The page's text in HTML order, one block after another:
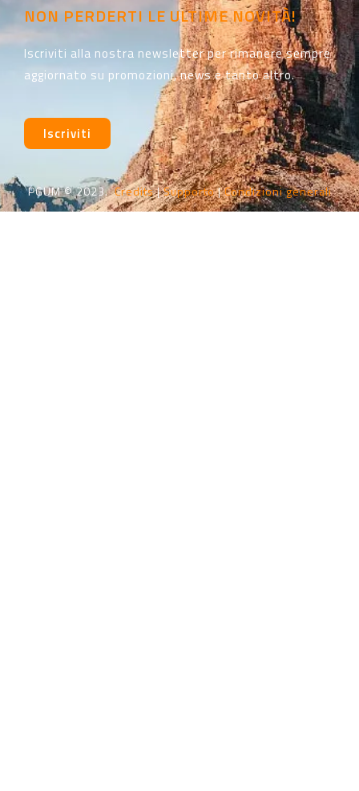
NON PERDERTI LE ULTIME NOVITÀ!
Iscriviti alla nostra newsletter per rimanere sempre
aggiornato su promozioni, news e tanto altro.
Iscriviti
PGUM © 2023.Credits|Supporto|Condizioni generali